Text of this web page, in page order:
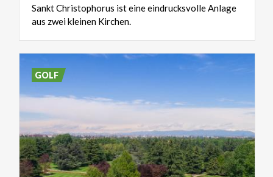
SanktChristophorus isteineeindrucksvolleAnlage
aus zweikleinen Kirchen.
GOLF